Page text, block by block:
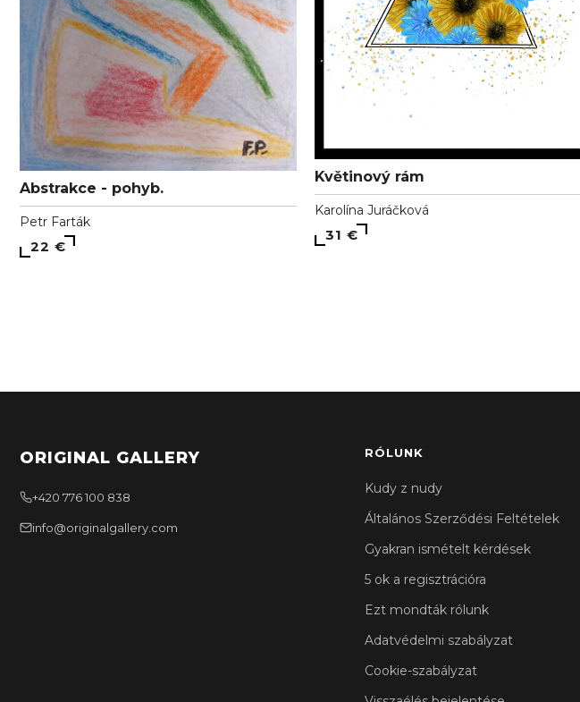
Abstrakce - pohyb.
Petr Farták
22 €
Květinový rám
Karolína Juráčková
31 €
ORIGINAL GALLERY
+420 776 100 838
info@originalgallery.com
RÓLUNK
Kudy z nudy
Általános Szerződési Feltételek
Gyakran ismételt kérdések
5 ok a regisztrációra
Ezt mondták rólunk
Adatvédelmi szabályzat
Cookie-szabályzat